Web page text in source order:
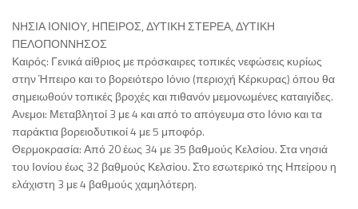
ΝΗΣΙΑ ΙΟΝΙΟΥ, ΗΠΕΙΡΟΣ, ΔΥΤΙΚΗ ΣΤΕΡΕΑ, ΔΥΤΙΚΗ
ΠΕΛΟΠΟΝΝΗΣΟΣ
Καιρός: Γενικά αίθριος με πρόσκαιρες τοπικές νεφώσεις κυρίως
στην Ήπειρο και το βορειότερο Ιόνιο (περιοχή Κέρκυρας) όπου θα
σημειωθούν τοπικές βροχές και πιθανόν μεμονωμένες καταιγίδες.
Ανεμοι: Μεταβλητοί 3 με 4 και από το απόγευμα στο Ιόνιο και τα
παράκτια βορειοδυτικοί 4 με 5 μποφόρ.
Θερμοκρασία: Από 20 έως 34 με 35 βαθμούς Κελσίου. Στα νησιά
του Ιονίου έως 32 βαθμούς Κελσίου. Στο εσωτερικό της Ηπείρου η
ελάχιστη 3 με 4 βαθμούς χαμηλότερη.